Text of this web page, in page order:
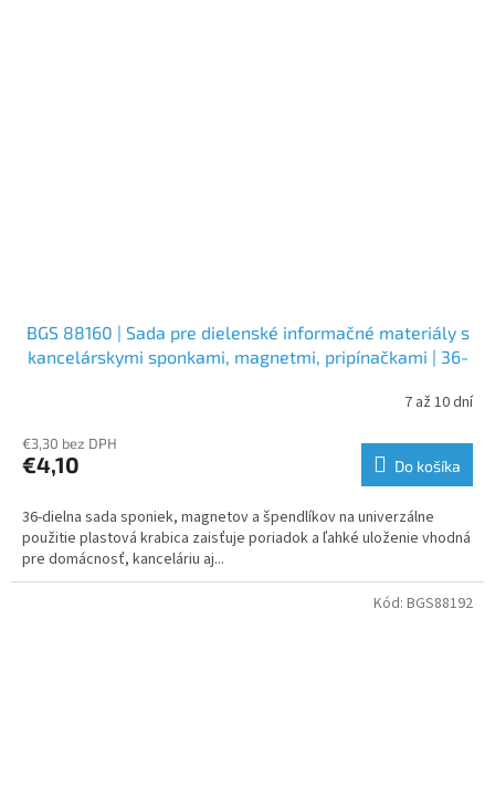
BGS 88160 | Sada pre dielenské informačné materiály s
kancelárskymi sponkami, magnetmi, pripínačkami | 36-
7 až 10 dní
€3,30 bez DPH
€4,10 Do košíka
36-dielna sada sponiek, magnetov a špendlíkov na univerzálne
použitie plastová krabica zaisťuje poriadok a ľahké uloženie vhodná
pre domácnosť, kanceláriu aj...
Kód: BGS88192